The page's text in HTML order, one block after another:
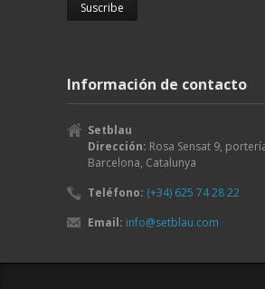
Información de contacto
Setblau
Dirección: Rosa Sensat 9,
Barcelona, Catalunya
Teléfono: (+34) 625 74 28 22
Email: info@setblau.com